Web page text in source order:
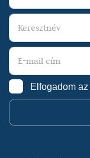
Elfogadom az